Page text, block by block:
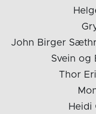
John Birger
Svein og
Thor
Heidi